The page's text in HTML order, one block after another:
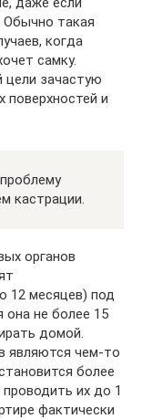
Обычно такая
когда
самку.
зачастую
поверхностей и
кастрации.
органов
12 месяцев) под
не более 15
домой.
являются чем-то
более
их до 1
фактически